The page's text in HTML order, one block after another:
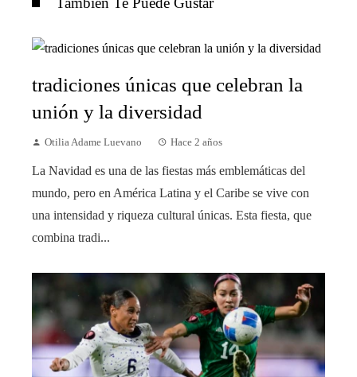
tradiciones únicas que celebran la
unión y la diversidad
Otilia Adame Luevano Hace 2 años
La Navidad es una de las fiestas más emblemáticas del
mundo, pero en América Latina y el Caribe se vive con
una intensidad y riqueza cultural únicas. Esta fiesta, que
combina tradi...